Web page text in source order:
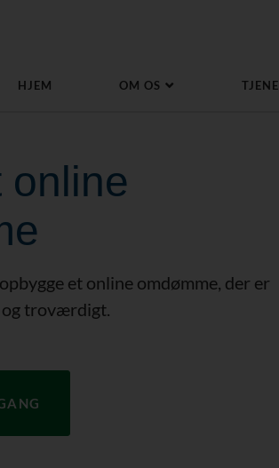
HJEM OM OS
online
et online omdømme, der er
troværdigt.